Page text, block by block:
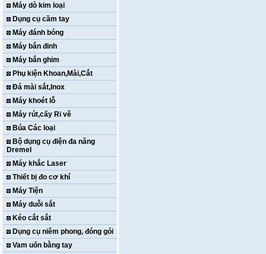
Máy dò kim loại
Dụng cụ cầm tay
Máy đánh bóng
Máy bắn đinh
Máy bắn ghim
Phụ kiện Khoan,Mài,Cắt
Đá mài sắt,Inox
Máy khoét lỗ
Máy rút,cấy Ri vê
Búa Các loại
Bộ dụng cụ điện đa năng
Dremel
Máy khắc Laser
Thiết bị đo cơ khí
Máy Tiện
Máy duỗi sắt
Kéo cắt sắt
Dụng cụ niêm phong, đóng gói
Vam uốn bằng tay